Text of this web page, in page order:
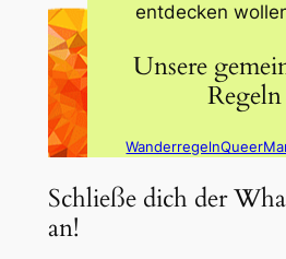
entdecken
Unsere
Regeln
Schließe dich der
an!